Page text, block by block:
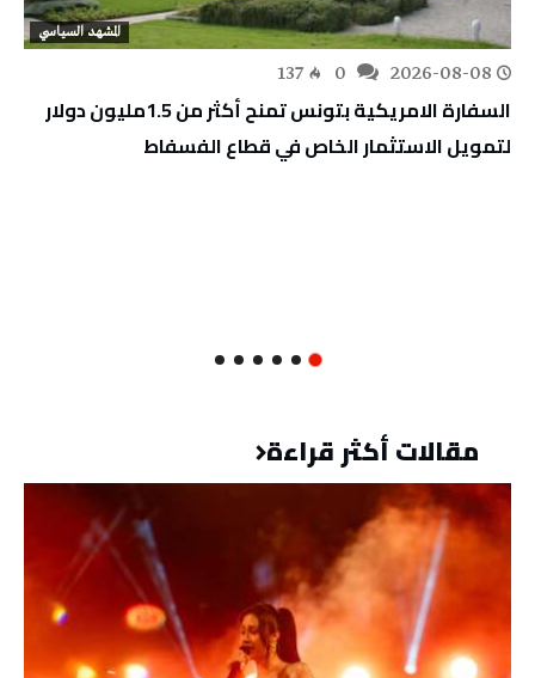
المشهد السياسي
2026-08-08
137
السفارة الامريكية بتونس تمنح أكثر من 1.5مليون دولار
لتمويل الاستثمار الخاص في قطاع الفسفاط
مقالات أكثر قراءة